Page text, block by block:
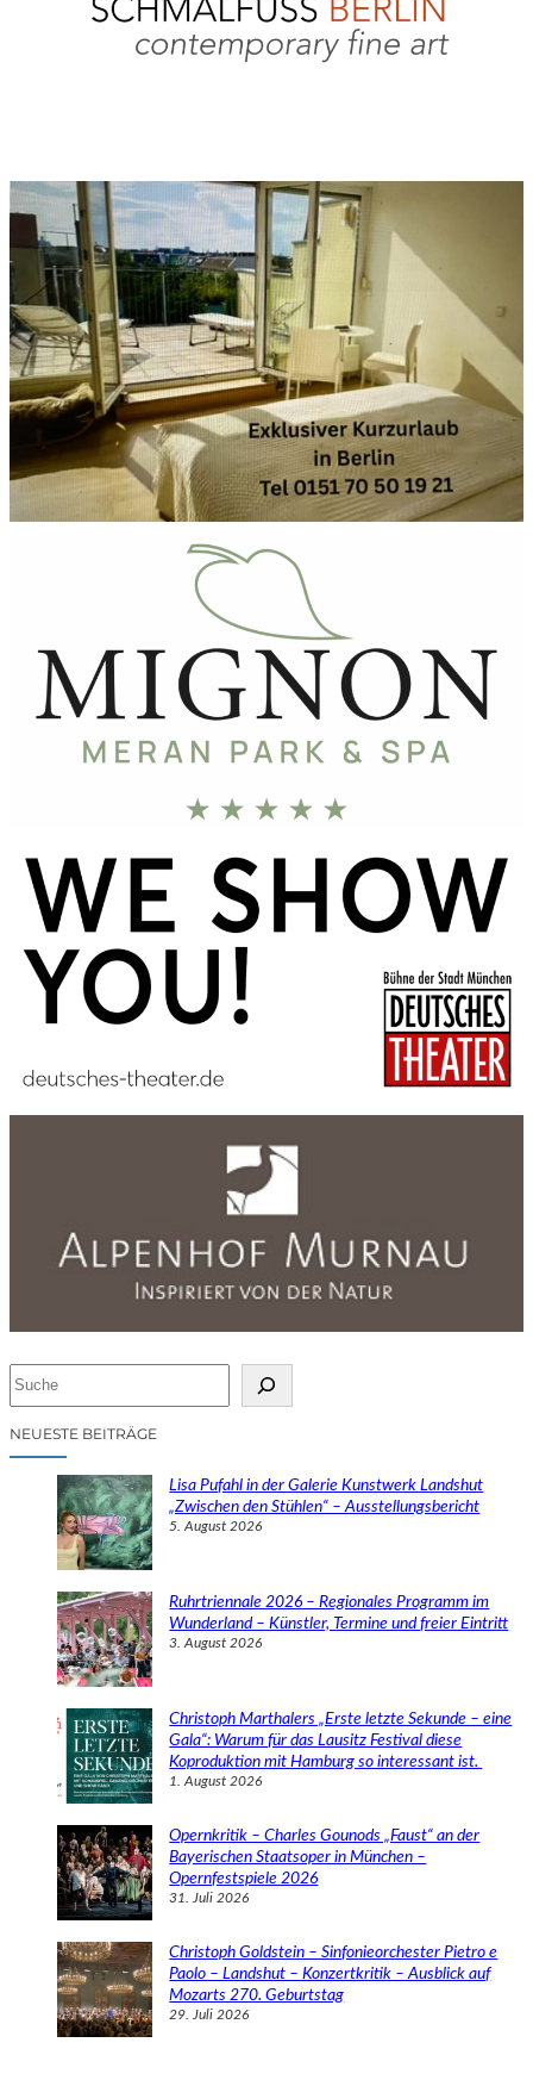
cNEUESTE BEITRÄGE
Lisa Pufahl in der Galerie Kunstwerk Landshut
„Zwischen den Stühlen“ – Ausstellungsbericht
5. August 2026
Ruhrtriennale 2026 – Regionales Programm im
Wunderland – Künstler, Termine und freier Eintritt
3. August 2026
Christoph Marthalers „Erste letzte Sekunde – eine
Gala“: Warum für das Lausitz Festival diese
Koproduktion mit Hamburg so interessant ist.
1. August 2026
Opernkritik – Charles Gounods „Faust“ an der
Bayerischen Staatsoper in München –
Opernfestspiele 2026
31. Juli 2026
Christoph Goldstein – Sinfonieorchester Pietro e
Paolo – Landshut – Konzertkritik – Ausblick auf
Mozarts 270. Geburtstag
29. Juli 2026